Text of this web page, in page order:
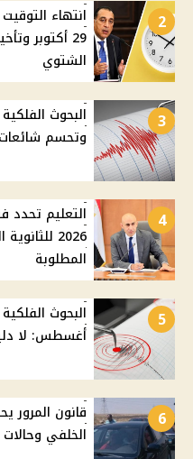
2
الشتوي
3
البحوث
وتحسم شائعات
4
التعليم تحدد
2026
المطلوبة
5
أغسطس: لا
6
قانون المرور
الخلفي